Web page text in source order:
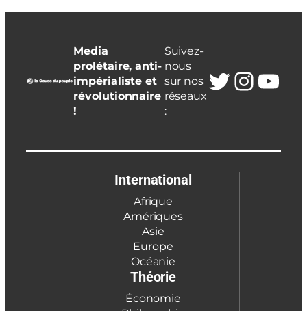
Media
prolétaire, anti-
impérialiste et
révolutionnaire
!
Suivez-
nous
sur nos
réseaux
:
Twitter
International
Afrique
Amériques
Asie
Europe
Océanie
Théorie
Économie